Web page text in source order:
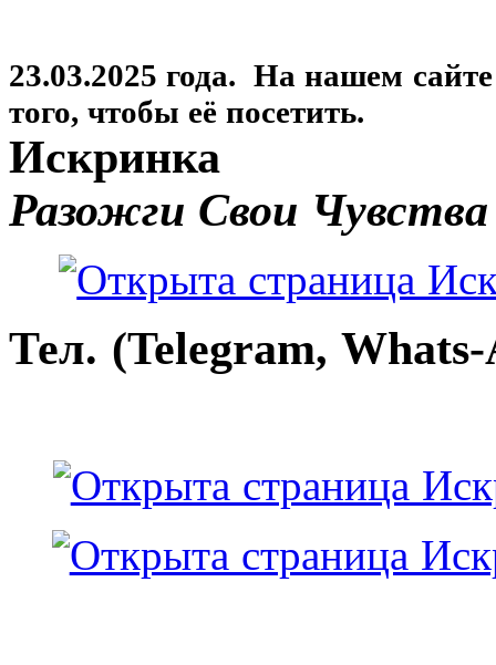
23.03.2025 года. На нашем
того, чтобы её посетить.
Искринка
Разожги Свои Чувства
Тел. (Telegram,